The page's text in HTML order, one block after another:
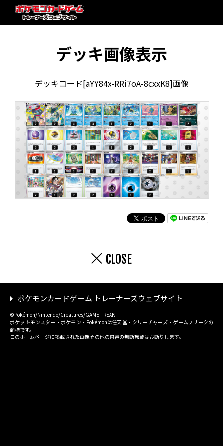
デッキ画像表示
デッキコード[aYY84x-RRi7oA-8cxxK8]画像
CLOSE
ポケモンカードゲーム トレーナーズウェブサイト
©Pokémon/Nintendo/Creatures/GAME FREAK
ポケットモンスター・ポケモン・Pokémonは任天堂・クリーチャーズ・ゲームフリークの
商標です。
このホームページに掲載された画像その他の内容の無断転載はお断りします。